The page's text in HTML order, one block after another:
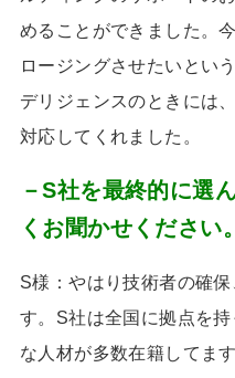
めることができました。
ロージングさせたいとい
デリジェンスのときには
対応してくれました。
－S社を最終的に選
くお聞かせください。
S様：やはり技術者の確
す。 S社は全国に拠点を
な人材が多数在籍してま